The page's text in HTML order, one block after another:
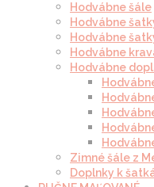
Hodvábne šále
Hodvábne
Hodvábne
Hodvábne
Hodvábne
Zimné šále z
Doplnky k